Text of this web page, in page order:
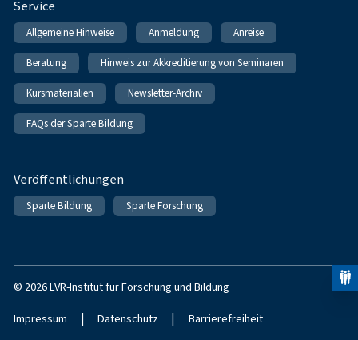
Service
Allgemeine Hinweise Anmeldung Anreise
Beratung Hinweis zur Akkreditierung von Seminaren
Kursmaterialien Newsletter-Archiv
FAQs der Sparte Bildung
Veröffentlichungen
Sparte Bildung Sparte Forschung
© 2026 LVR-Institut für Forschung und Bildung
Impressum | Datenschutz | Barrierefreiheit